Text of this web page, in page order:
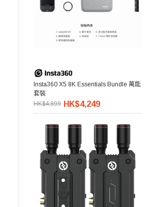
Insta360 X5 8K Essentials Bundle 萬能
套裝
HK$4,899 HK$4,249